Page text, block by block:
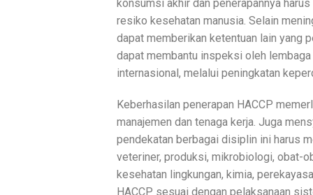
konsumsi akhir dan penerapannya
resiko kesehatan manusia. Selain
dapat memberikan ketentuan lain yang
dapat membantu inspeksi oleh
internasional, melalui peningkatan
Keberhasilan penerapan HACCP
manajemen dan tenaga kerja. Juga
pendekatan berbagai disiplin ini harus
veteriner, produksi, mikrobiologi, obat-
kesehatan lingkungan, kimia,
HACCP sesuai dengan pelaksanaan